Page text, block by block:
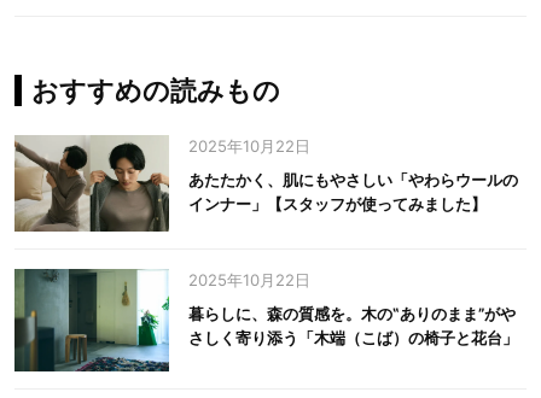
おすすめの読みもの
2025年10月22日
あたたかく、肌にもやさしい「やわらウールの
インナー」【スタッフが使ってみました】
2025年10月22日
暮らしに、森の質感を。木の‟ありのまま”がや
さしく寄り添う「木端（こば）の椅子と花台」